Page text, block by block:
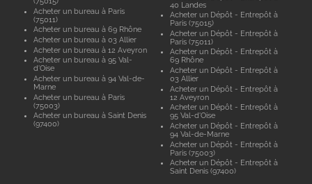
Acheter un bureau à Paris
(75011)
Acheter un bureau à 69 Rhône
Acheter un bureau à 03 Allier
Acheter un bureau à 12 Aveyron
Acheter un bureau à 95 Val-
d'Oise
Acheter un bureau à 94 Val-de-
Marne
Acheter un bureau à Paris
(75003)
Acheter un bureau à Saint Denis
(97400)
40 Landes
Acheter un Dépôt - Entrepôt à
Paris (75015)
Acheter un Dépôt - Entrepôt à
Paris (75011)
Acheter un Dépôt - Entrepôt à
69 Rhône
Acheter un Dépôt - Entrepôt à
03 Allier
Acheter un Dépôt - Entrepôt à
12 Aveyron
Acheter un Dépôt - Entrepôt à
95 Val-d'Oise
Acheter un Dépôt - Entrepôt à
94 Val-de-Marne
Acheter un Dépôt - Entrepôt à
Paris (75003)
Acheter un Dépôt - Entrepôt à
Saint Denis (97400)